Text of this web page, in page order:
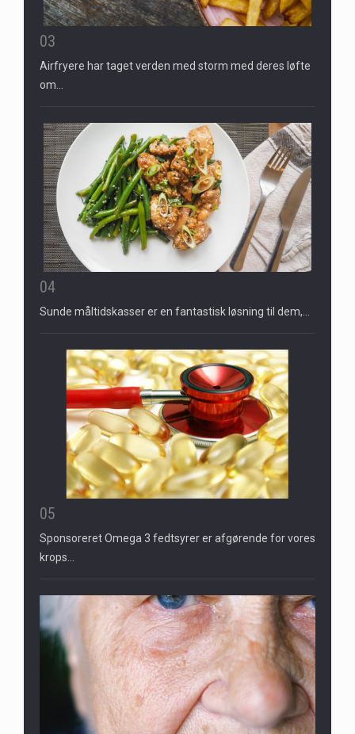
03
Airfryere har taget verden med storm med deres løfte
om…
04
Sunde måltidskasser er en fantastisk løsning til dem,…
05
Sponsoreret Omega 3 fedtsyrer er afgørende for vores
krops…